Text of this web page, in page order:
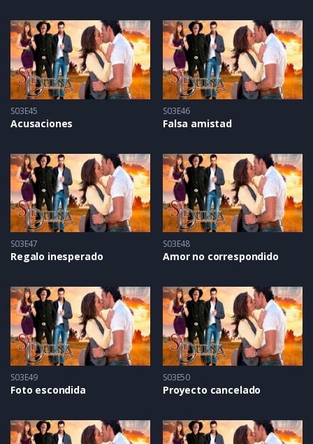
S03E45
Acusaciones
S03E46
Falsa amistad
S03E47
Regalo inesperado
S03E48
Amor no correspondido
S03E49
Foto escondida
S03E50
Proyecto cancelado